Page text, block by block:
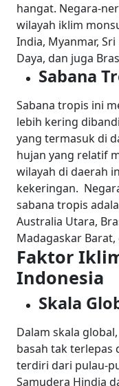
hangat. Negara-
wilayah iklim
India, Myanmar,
Daya, dan juga
Sabana
Sabana tropis ini
lebih kering
yang termasuk di
hujan yang relatif
wilayah di daerah
kekeringan.
sabana tropis
Australia Utara,
Madagaskar Barat,
Faktor
Indonesia
Skala
Dalam skala
basah tak terlepas
terdiri dari pulau-
Samudera Hindia